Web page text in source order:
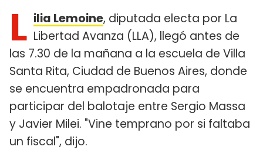
L ilia Lemoine, diputada electa por La
Libertad Avanza (LLA), llegó antes de
las 7.30 de la mañana a la escuela de Villa
Santa Rita, Ciudad de Buenos Aires, donde
se encuentra empadronada para
participar del balotaje entre Sergio Massa
y Javier Milei. "Vine temprano por si faltaba
un fiscal", dijo.